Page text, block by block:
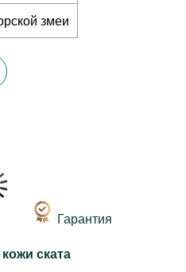
змеи
Гарантия
ската